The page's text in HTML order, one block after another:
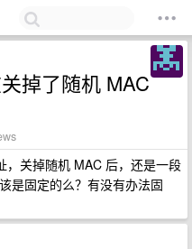
掉了随机 MAC
关掉随机 MAC 后，还是一段
是固定的么？有没有办法固